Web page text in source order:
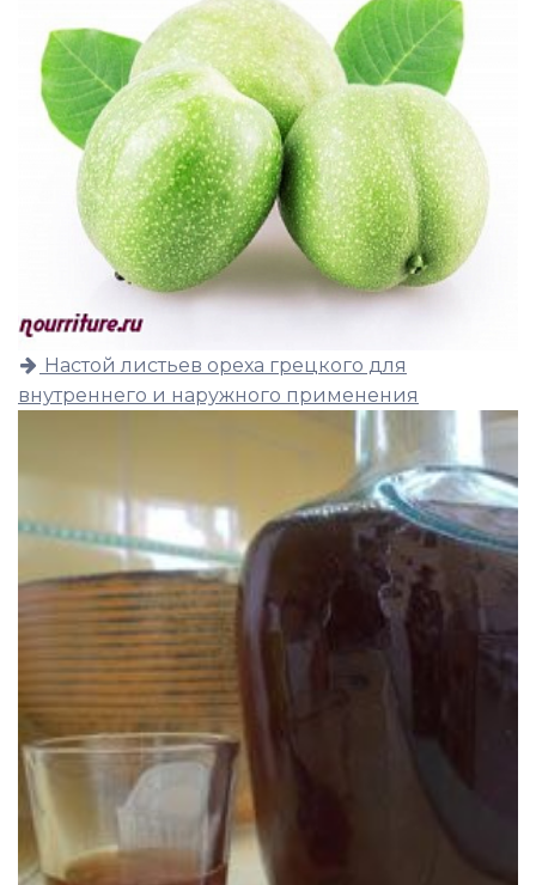
Настой листьев ореха грецкого для
внутреннего и наружного применения